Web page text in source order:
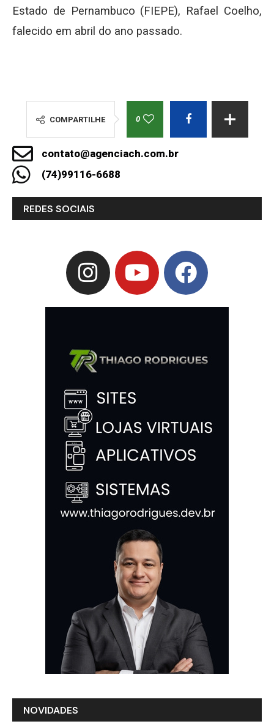
Estado de Pernambuco (FIEPE), Rafael Coelho,
falecido em abril do ano passado.
COMPARTILHE 0
contato@agenciach.com.br
(74)99116-6688
REDES SOCIAIS
NOVIDADES